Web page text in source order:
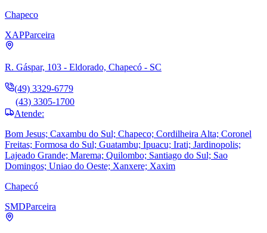
Chapeco
XAPParceira
R. Gáspar, 103 - Eldorado, Chapecó - SC
(49) 3329-6779
(43) 3305-1700
Atende:
Bom Jesus; Caxambu do Sul; Chapeco; Cordilheira Alta; Coronel
Freitas; Formosa do Sul; Guatambu; Ipuacu; Irati; Jardinopolis;
Lajeado Grande; Marema; Quilombo; Santiago do Sul; Sao
Domingos; Uniao do Oeste; Xanxere; Xaxim
Chapecó
SMDParceira